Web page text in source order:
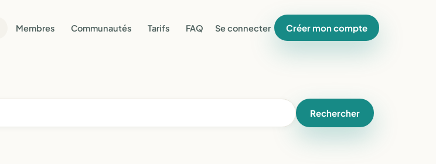
Membres Communautés Tarifs FAQ Se connecter Créer mon compte
Rechercher